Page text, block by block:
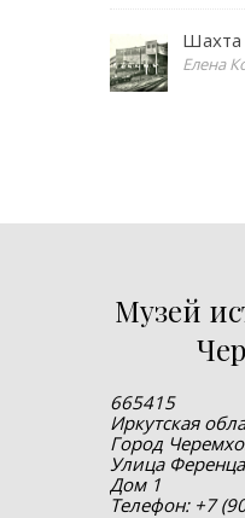
Шахта
Елена
Музей
665415
Иркутская
Город
Улица
Дом 1
Телефон: +7